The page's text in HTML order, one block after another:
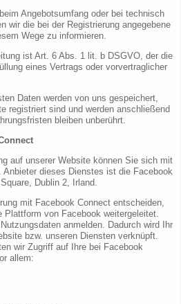
Angebotsumfang oder bei technisch
wir die bei der Registrierung angegebene
Wege zu informieren.
ist Art. 6 Abs. 1 lit. b DSGVO, der die
eines Vertrags oder vorvertraglicher
Daten werden von uns gespeichert,
registriert sind und werden anschließend
bleiben unberührt.
auf unserer Website können Sie sich mit
Anbieter dieses Dienstes ist die Facebook
Dublin 2, Irland.
mit Facebook Connect entscheiden,
Plattform von Facebook weitergeleitet.
anmelden. Dadurch wird Ihr
bzw. unseren Diensten verknüpft.
wir Zugriff auf Ihre bei Facebook
allem: